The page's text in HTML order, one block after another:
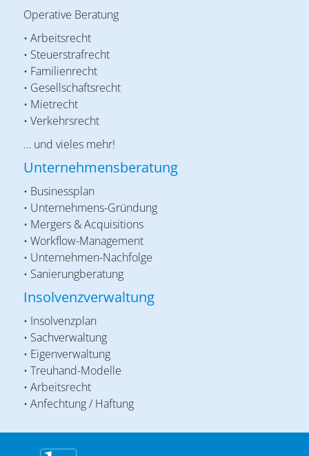
Operative Beratung
• Arbeitsrecht
• Steuerstrafrecht
• Familienrecht
• Gesellschaftsrecht
• Mietrecht
• Verkehrsrecht
… und vieles mehr!
Unternehmensberatung
• Businessplan
• Unternehmens-Gründung
• Mergers & Acquisitions
• Workflow-Management
• Unternehmen-Nachfolge
• Sanierungberatung
Insolvenzverwaltung
• Insolvenzplan
• Sachverwaltung
• Eigenverwaltung
• Treuhand-Modelle
• Arbeitsrecht
• Anfechtung / Haftung